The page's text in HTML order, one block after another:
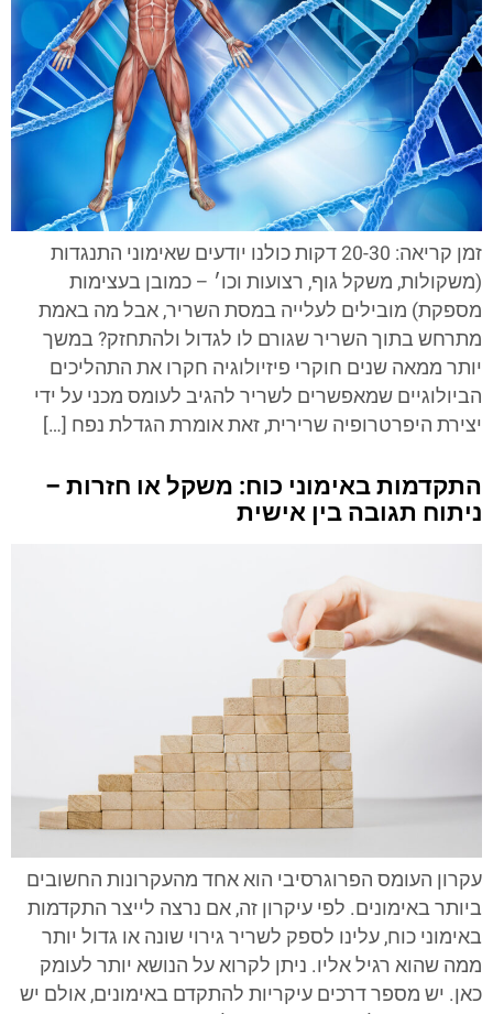
זמן קריאה: 20-30 דקות כולנו יודעים שאימוני התנגדות
(משקולות, משקל גוף, רצועות וכו׳ – כמובן בעצימות
מספקת) מובילים לעלייה במסת השריר, אבל מה באמת
מתרחש בתוך השריר שגורם לו לגדול ולהתחזק? במשך
יותר ממאה שנים חוקרי פיזיולוגיה חקרו את התהליכים
הביולוגיים שמאפשרים לשריר להגיב לעומס מכני על ידי
יצירת היפרטרופיה שרירית, זאת אומרת הגדלת נפח […]
התקדמות באימוני כוח: משקל או חזרות –
ניתוח תגובה בין אישית
עקרון העומס הפרוגרסיבי הוא אחד מהעקרונות החשובים
ביותר באימונים. לפי עיקרון זה, אם נרצה לייצר התקדמות
באימוני כוח, עלינו לספק לשריר גירוי שונה או גדול יותר
ממה שהוא רגיל אליו. ניתן לקרוא על הנושא יותר לעומק
כאן. יש מספר דרכים עיקריות להתקדם באימונים, אולם יש